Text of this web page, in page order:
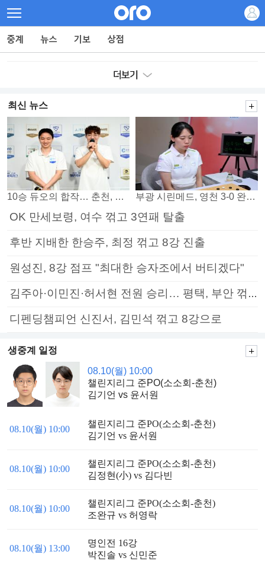
최신 뉴스
10승 듀오의 합작… 춘천, 소소회 꺾고 플레이오프 진출 부광 시린메드, 영천 3-0 완파하며 4연패 탈출
OK 만세보령, 여수 꺾고 3연패 탈출
후반 지배한 한승주, 최정 꺾고 8강 진출
원성진, 8강 점프 "최대한 승자조에서 버티겠다"
김주아·이민진·허서현 전원 승리… 평택, 부안 꺾고 5연승
디펜딩챔피언 신진서, 김민석 꺾고 8강으로
생중계 일정
08.10(월) 10:00
챌린지리그 준PO(소소회-춘천)
김기언 vs 윤서원
08.10(월) 10:00
챌린지리그 준PO(소소회-춘천)
김기언 vs 윤서원
08.10(월) 10:00
챌린지리그 준PO(소소회-춘천)
김정현(小) vs 김다빈
08.10(월) 10:00
챌린지리그 준PO(소소회-춘천)
조완규 vs 허영락
08.10(월) 13:00
명인전 16강
박진솔 vs 신민준